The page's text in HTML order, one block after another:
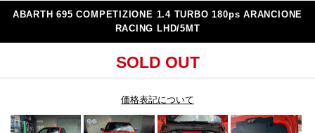
ABARTH 695 COMPETIZIONE 1.4 TURBO 180ps ARANCIONE
RACING LHD/5MT
SOLD OUT
価格表記について